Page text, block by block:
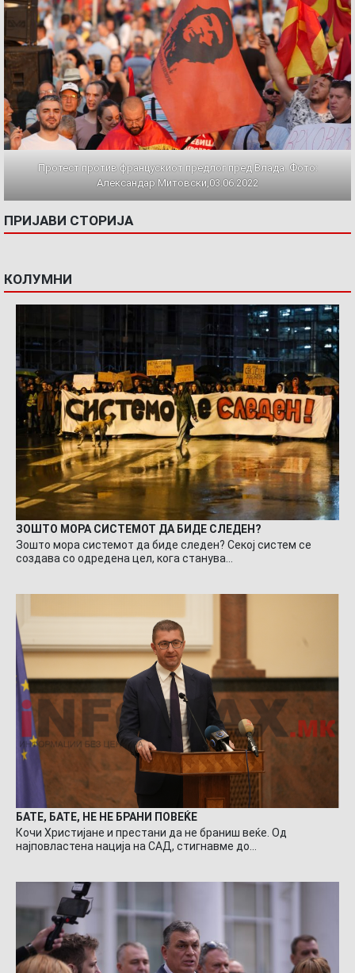
Протест против францускиот предлог пред Влада. Фото:
Александар Митовски,03.06.2022
ПРИЈАВИ СТОРИЈА
КОЛУМНИ
ЗОШТО МОРА СИСТЕМОТ ДА БИДЕ СЛЕДЕН?
Зошто мора системот да биде следен? Секој систем се
создава со одредена цел, кога станува…
БАТЕ, БАТЕ, НЕ НЕ БРАНИ ПОВЕЌЕ
Кочи Христијане и престани да не браниш веќе. Од
најповластена нација на САД, стигнавме до…